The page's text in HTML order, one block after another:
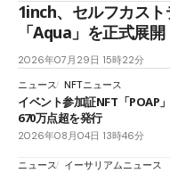
1inch、セルフカス
「Aqua」を正式展開
2026年07月29日 15時22分
ニュース NFTニュース
イベント参加証NFT「POAP
670万点超を発行
2026年08月04日 13時46分
ニュース イーサリアムニュース